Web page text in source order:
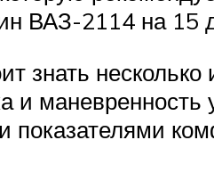
ВАЗ-2114 на 15
знать
и
показателями